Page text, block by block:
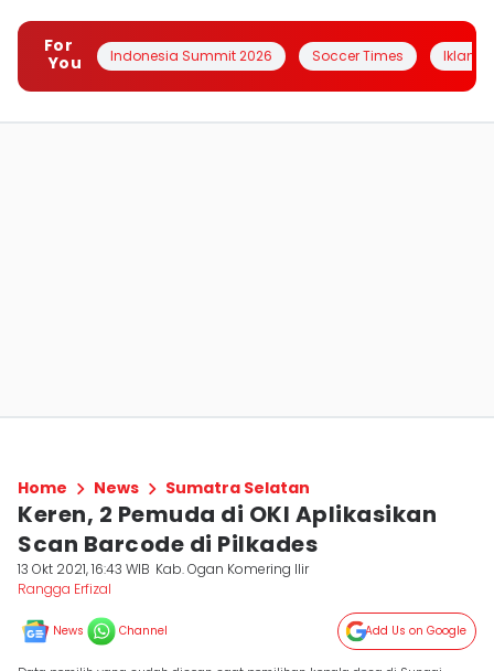
For
You
Indonesia Summit 2026 Soccer Times Iklanin
Home News Sumatra Selatan
Keren, 2 Pemuda di OKI Aplikasikan
Scan Barcode di Pilkades
13 Okt 2021, 16:43 WIB Kab. Ogan Komering Ilir
Rangga Erfizal
News Channel Add Us on Google